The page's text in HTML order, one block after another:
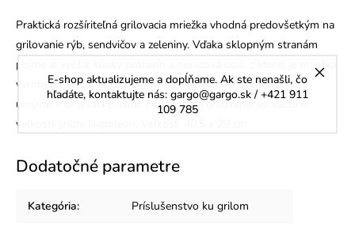
E-shop aktualizujeme a dopĺňame. Ak ste nenašli, čo
hľadáte, kontaktujte nás: gargo@gargo.sk / +421 911
109 785
Praktická rozšíriteľná grilovacia mriežka vhodná predovšetkým na
grilovanie rýb, sendvičov a zeleniny. Vďaka sklopným stranám
pojme aj vyššie kúsky potravín a nerezová oceľ, z ktorej je mriežka
vyrobená, zaistí, že sa pokrmy neprichytia. Mriežku môžete
umývať v umývačke riadu. Hodí sa pre grilovanie vo väčšine
veľkostí grilov Napoleon.
Dodatočné parametre
Kategória: Príslušenstvo ku grilom